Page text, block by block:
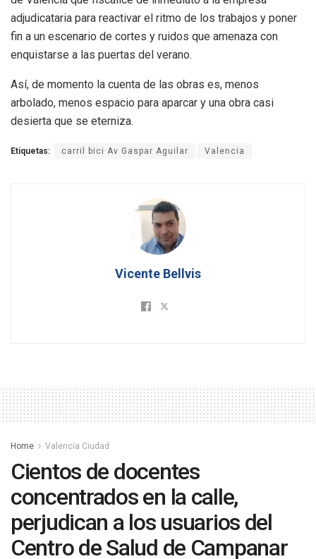
adjudicataria para reactivar el ritmo de los trabajos y poner
fin a un escenario de cortes y ruidos que amenaza con
enquistarse a las puertas del verano.
Así, de momento la cuenta de las obras es, menos
arbolado, menos espacio para aparcar y una obra casi
desierta que se eterniza.
Etiquetas: carril bici Av Gaspar Aguilar Valencia
Vicente Bellvis
Home Valencia Ciudad
Cientos de docentes
concentrados en la calle,
perjudican a los usuarios del
Centro de Salud de Campanar